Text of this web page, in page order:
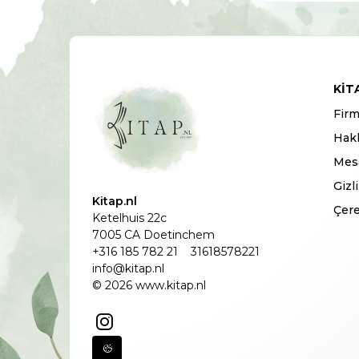
Kitap.nl
Ketelhuis 22c
7005 CA Doetinchem
+316 185 782 21
31618578221
info@kitap.nl
© 2026 www.kitap.nl